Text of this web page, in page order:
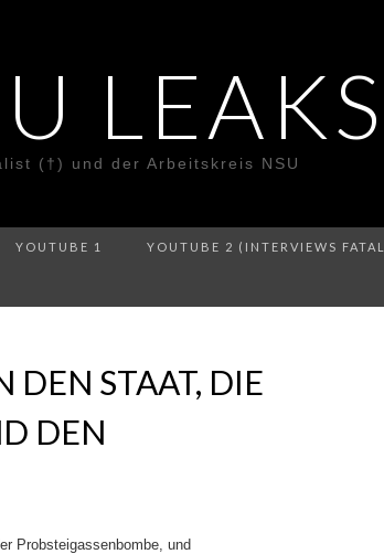
LEAKS
(†) und der Arbeitskreis NSU
YOUTUBE 1 YOUTUBE 2 (INTERVIEWS
DEN STAAT, DIE
DEN
Probsteigassenbombe, und